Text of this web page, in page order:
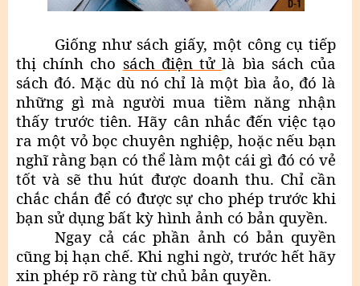
Giống như sách giấy, một công cụ tiếp
thị chính cho sách điện tửlà bìa sách của
sách đó. Mặc dù nó chỉ là một bìa ảo, đó là
những gì mà người mua tiềm năng nhận
thấy trước tiên. Hãy cân nhắc đến việc tạo
ra một vỏ bọc chuyên nghiệp, hoặc nếu bạn
nghĩ rằng bạn có thể làm một cái gì đó có vẻ
tốt và sẽ thu hút được doanh thu. Chỉ cần
chắc chắn để có được sự cho phép trước khi
bạn sử dụng bất kỳ hình ảnh có bản quyền.
Ngay cả các phần ảnh có bản quyền
cũng bị hạn chế. Khi nghi ngờ, trước hết hãy
xin phép rõ ràng từ chủ bản quyền.